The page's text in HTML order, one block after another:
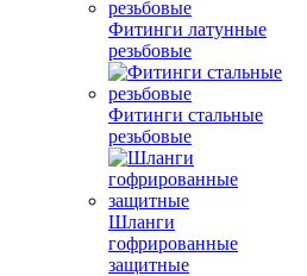
Фитинги латунные
резьбовые
Фитинги стальные
резьбовые
Шланги
гофрированные
защитные